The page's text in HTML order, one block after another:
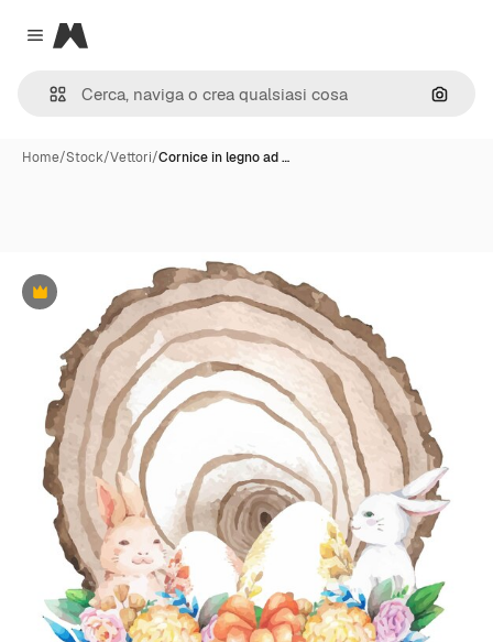
Close menu
Magnific
Cerca
Home/Stock/Vettori/Cornice in legno ad …
Premium